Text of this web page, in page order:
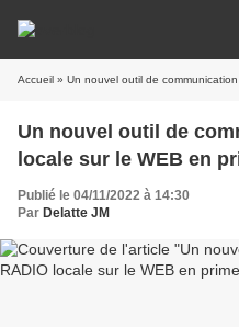
Accueil » Un nouvel outil de
Un nouvel outil de
locale sur le WEB en
Publié le 04/11/2022 à 14:30
Par Delatte JM